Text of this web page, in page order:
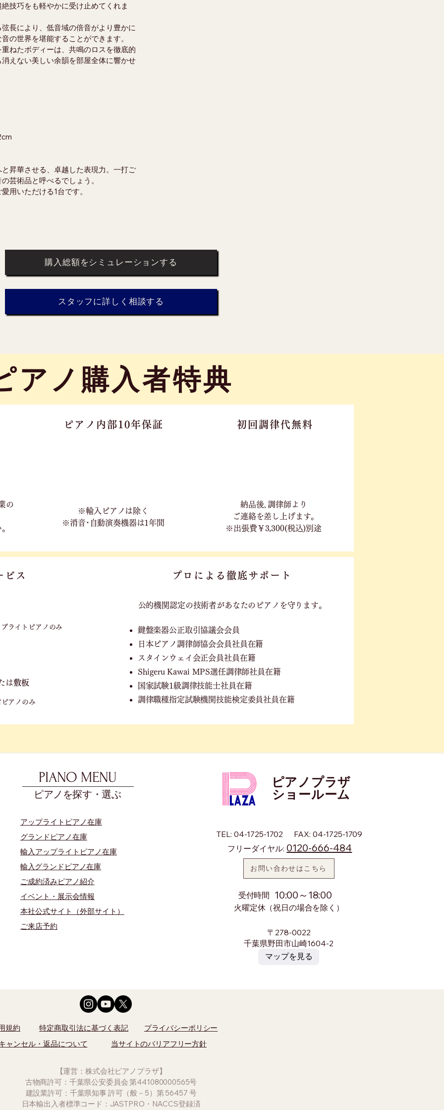
技巧をも軽やかに受け止めてくれま
長により、低音域の倍音がより豊かに
の世界を堪能することができます。
ねたボディーは、共鳴のロスを徹底的
えない美しい余韻を部屋全体に響かせ
昇華させる、卓越した表現力。一打ご
芸術品と呼べるでしょう。
用いただける1台です。
購入総額をシミュレーションする
スタッフに詳しく相談する
アノ購入者特典
の
ピアノ内部10年保証
※輸入ピアノは除く
※消音･自動演奏機器は1年間
初回調律代無料
​納品後､調律師より
ご連絡を差し上げます｡
※出張費￥3,300(税込)別途
ビス
ライトピアノのみ
は敷板
アノのみ
プロによる徹底サポート
公的機関認定の技術者があなたのピアノを守ります。
鍵盤楽器公正取引協議会会員
日本ピアノ調律師協会会員社員在籍
スタインウェイ会正会員社員在籍
Shigeru Kawai MPS選任調律師社員在籍
国家試験1級調律技能士社員在籍
調律職種指定試験機関技能検定委員社員在籍
PIANO MENU
ピアノを探す・選ぶ
アップライトピアノ在庫
グランドピアノ在庫
輸入アップライトピアノ在庫
​輸入グランドピアノ在庫
​ご成約済みピアノ紹介
イベント・展示会情報
本社公式サイト（外部サイト）
​ご来店予約
ピアノプラザ
​ショールーム
TEL: 04-1725-1702
FAX: 04-1725-1709
フリーダイヤル: 0120-666-484
お問い合わせはこちら
​受付時間 10:00～18:00
火曜定休（祝日の場合を除く）
〒278-0022
千葉県野田市山崎1604-2
マップを見る
規約 特定商取引法に基づく表記
プライバシーポリシー
ャンセル・返品について
当サイトのバリアフリー方針
【運営：株式会社ピアノプラザ】
古物商許可：千葉県公安委員会 第441080000565号
建設業許可：千葉県知事 許可（般－5）第 56457 号
日本輸出入者標準コード：JASTPRO・NACCS登録済